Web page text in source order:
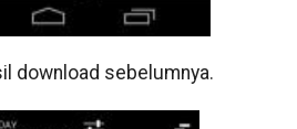
download sebelumnya.